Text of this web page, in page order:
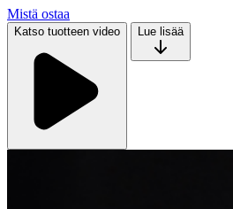
Mistä ostaa
Katso tuotteen video Lue lisää